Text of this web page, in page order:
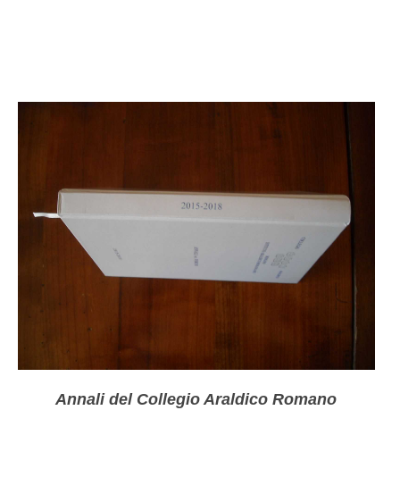
Annali del Collegio Araldico Romano